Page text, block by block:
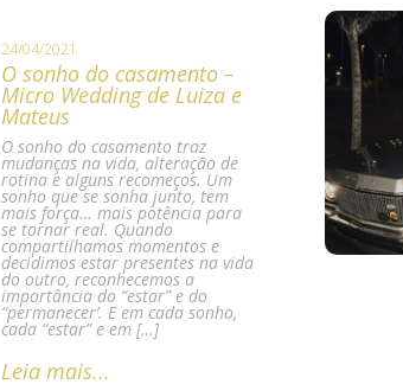
24/04/2021
O sonho do casamento –
Micro Wedding de Luiza e
Mateus
O sonho do casamento traz
mudanças na vida, alteração de
rotina e alguns recomeços. Um
sonho que se sonha junto, tem
mais força… mais potência para
se tornar real. Quando
compartilhamos momentos e
decidimos estar presentes na vida
do outro, reconhecemos a
importância do “estar” e do
“permanecer’. E em cada sonho,
cada “estar” e em […]
Leia mais...